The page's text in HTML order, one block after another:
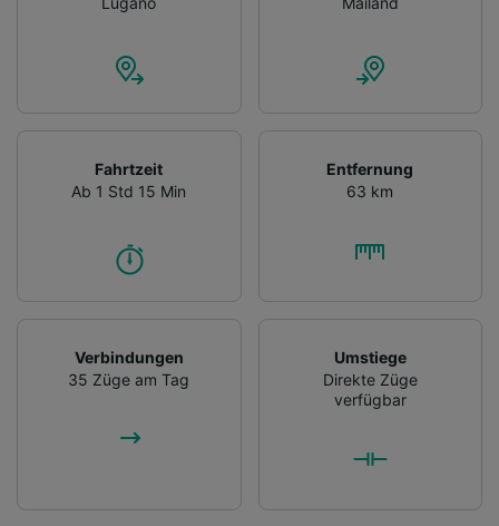
Fahrtzeit
Ab 1 Std 15 Min
Entfernung
63 km
Verbindungen
35 Züge am Tag
Umstiege
Direkte Züge
verfügbar